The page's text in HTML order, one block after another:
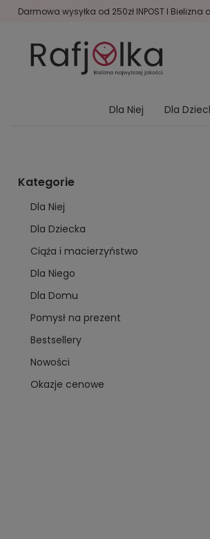
Darmowa wysyłka od 250zł INPOST I
Dla Niej Dla
Kategorie
Dla Niej
Dla Dziecka
Ciąża i macierzyństwo
Dla Niego
Dla Domu
Pomysł na prezent
Bestsellery
Nowości
Okazje cenowe
Kolanówki
damskie